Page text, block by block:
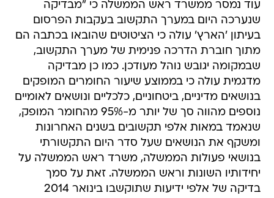
עוד נמסר ממשרד ראש הממשלה כי "מבדיקה
שנערכה היום במערך התקשוב בעקבות הפרסום
בעיתון 'הארץ' עולה כי הציטוטים שהובאו בכתבה הם
מתוך חוברת הדרכה פנימית של מערך התקשוב,
שבמקומה יגובש נוהל מעודכן. כמו כן מבדיקה
מדגמית עולה כי בממוצע שיעור החומרים המופקים
בנושאים מדיניים, ביטחוניים, כלכליים ונושאים לאומיים
נוספים מהווה סך של יותר מ-95% מהחומר המופק,
שנאמד במאות אלפי תקשובים בשנים האחרונות
ומשקף את הנושאים שעל סדר היום התקשורתי
בנושאי פעולות הממשלה, משרד ראש הממשלה על
יחידותיו השונות וראש הממשלה. זאת על סמך
בדיקה של אלפי ידיעות שתוקשבו בינואר 2014